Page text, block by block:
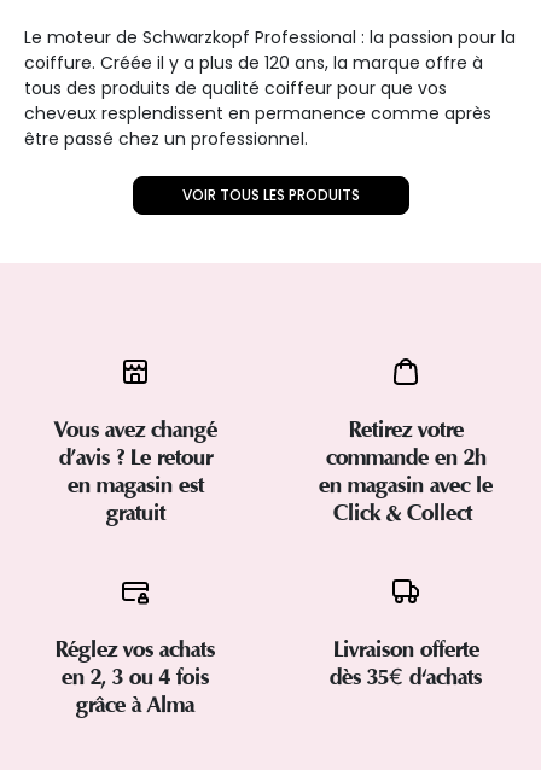
Le moteur de Schwarzkopf Professional : la passion pour la
coiffure. Créée il y a plus de 120 ans, la marque offre à
tous des produits de qualité coiffeur pour que vos
cheveux resplendissent en permanence comme après
être passé chez un professionnel.
VOIR TOUS LES PRODUITS
Vous avez changé
d’avis ? Le retour
en magasin est
gratuit
Retirez votre
commande en 2h
en magasin avec le
Click & Collect
Réglez vos achats
en 2, 3 ou 4 fois
grâce à Alma
Livraison offerte
dès 35€ d'achats